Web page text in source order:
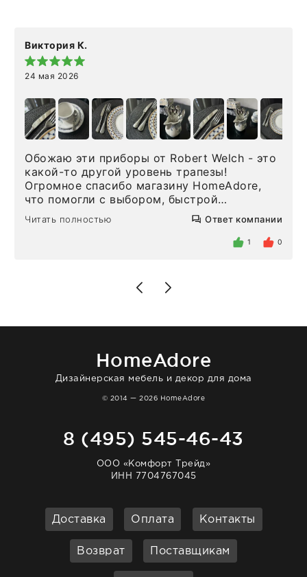
Виктория К.
24 мая 2026
Обожаю эти приборы от Robert Welch - это
какой-то другой уровень трапезы!
Огромное спасибо магазину HomeAdore,
что помогли с выбором, быстрой
доставкой и высоким сервисом. Один раз
была здесь лично, забирала чайные ложки,
внутри очень много антикварной посуды,
Позже заказывала остальные приборы -
доставили сдэком на следующий день к
отвечает очень быстро. Взаимодействием
Читать полностью Ответ компании
1 0
HomeAdore
Дизайнерская мебель и декор для дома
© 2014 — 2026 HomeAdore
8 (495) 545-46-43
ООО «Комфорт Трейд»
ИНН 7704767045
Доставка Оплата Контакты
Возврат Поставщикам